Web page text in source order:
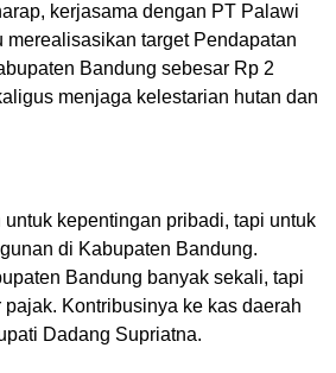
kerjasama dengan PT Palawi
merealisasikan target Pendapatan
Bandung sebesar Rp 2
menjaga kelestarian hutan dan
untuk kepentingan pribadi, tapi untuk
di Kabupaten Bandung.
Bandung banyak sekali, tapi
Kontribusinya ke kas daerah
Dadang Supriatna.